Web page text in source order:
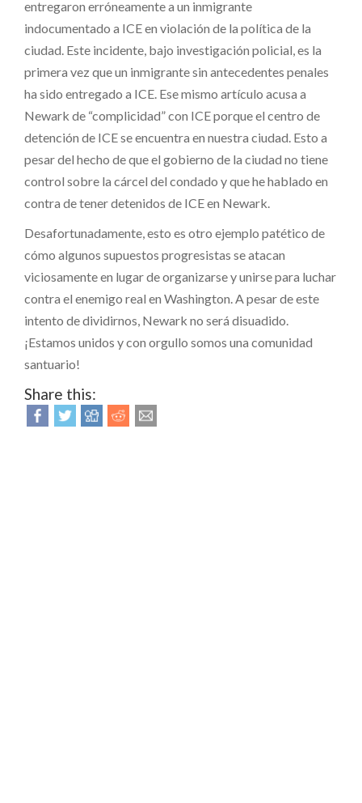
entregaron erróneamente a un inmigrante
indocumentado a ICE en violación de la política de la
ciudad. Este incidente, bajo investigación policial, es la
primera vez que un inmigrante sin antecedentes penales
ha sido entregado a ICE. Ese mismo artículo acusa a
Newark de “complicidad” con ICE porque el centro de
detención de ICE se encuentra en nuestra ciudad. Esto a
pesar del hecho de que el gobierno de la ciudad no tiene
control sobre la cárcel del condado y que he hablado en
contra de tener detenidos de ICE en Newark.
Desafortunadamente, esto es otro ejemplo patético de
cómo algunos supuestos progresistas se atacan
viciosamente en lugar de organizarse y unirse para luchar
contra el enemigo real en Washington. A pesar de este
intento de dividirnos, Newark no será disuadido.
¡Estamos unidos y con orgullo somos una comunidad
santuario!
Share this: